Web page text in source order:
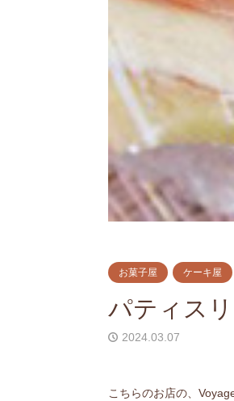
お菓子屋 ケーキ屋
パティス
2024.03.07
こちらのお店の、